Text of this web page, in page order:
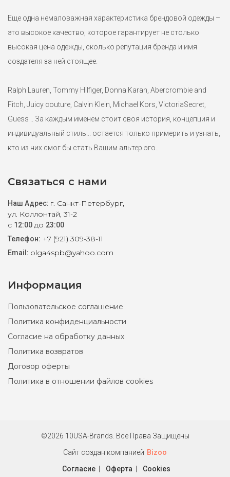
Еще одна немаловажная характеристика брендовой одежды –
это высокое качество, которое гарантирует не столько
высокая цена одежды, сколько репутация бренда и имя
создателя за ней стоящее.
Ralph Lauren, Tommy Hilfiger, Donna Karan, Abercrombie and
Fitch, Juicy couture, Calvin Klein, Michael Kors, VictoriaSecret,
Guess .. За каждым именем стоит своя история, концепция и
индивидуальный стиль... остается только примерить и узнать,
кто из них смог бы стать Вашим альтер эго..
Связаться с нами
Наш Адрес: г. Санкт-Петербург,
ул. Коллонтай, 31-2
с 12:00до 23:00
Телефон: +7 (921) 309-38-11
Email: olga4spb@yahoo.com
Информация
Пользовательское соглашение
Политика конфиденциальности
Согласие на обработку данных
Политика возвратов
Договор оферты
Политика в отношении файлов cookies
©2026 10USA-Brands. Все Права Защищены
Сайт создан компанией Bizoo
Согласие
Оферта Cookies